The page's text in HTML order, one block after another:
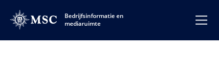
Bedrijfsinformatie en
mediaruimte